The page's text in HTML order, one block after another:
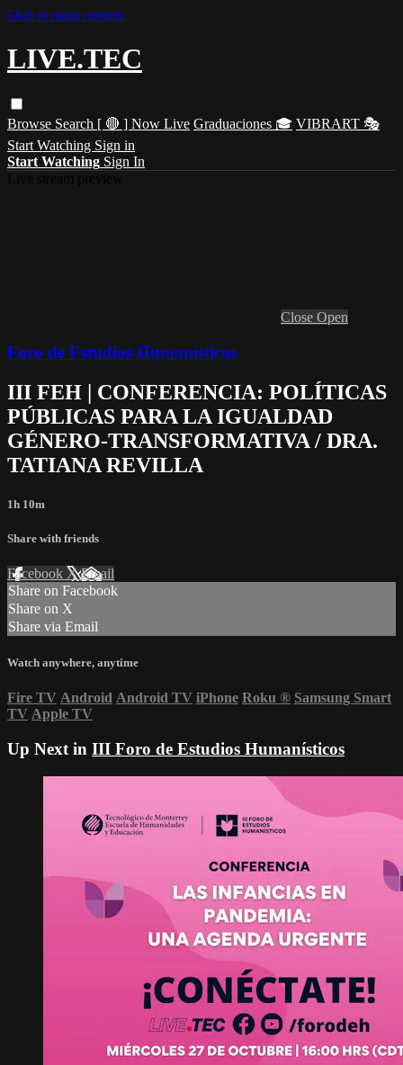
Skip to main content
LIVE.TEC
Browse Search [ 🔴 ] Now Live Graduaciones 🎓 VIBRART 🎭
Start Watching Sign in
Start Watching Sign In
Close Open
Foro de Estudios Humanísticos
III FEH | CONFERENCIA: POLÍTICAS
PÚBLICAS PARA LA IGUALDAD
GÉNERO-TRANSFORMATIVA / DRA.
TATIANA REVILLA
1h 10m
Share with friends
Facebook XEmail
Share on Facebook
Share on X
Share via Email
Watch anywhere, anytime
Fire TV Android Android TV iPhone Roku ® Samsung Smart
TV Apple TV
Up Next in III Foro de Estudios Humanísticos